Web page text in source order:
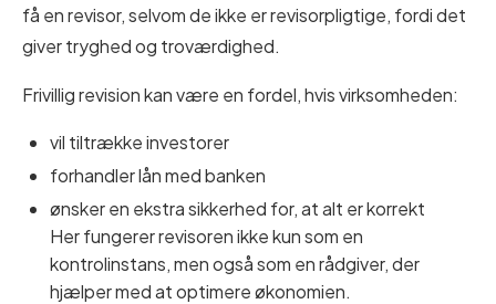
få en revisor, selvom de ikke er revisorpligtige, fordi det
giver tryghed og troværdighed.
Frivillig revision kan være en fordel, hvis virksomheden:
vil tiltrække investorer
forhandler lån med banken
ønsker en ekstra sikkerhed for, at alt er korrekt
Her fungerer revisoren ikke kun som en
kontrolinstans, men også som en rådgiver, der
hjælper med at optimere økonomien.